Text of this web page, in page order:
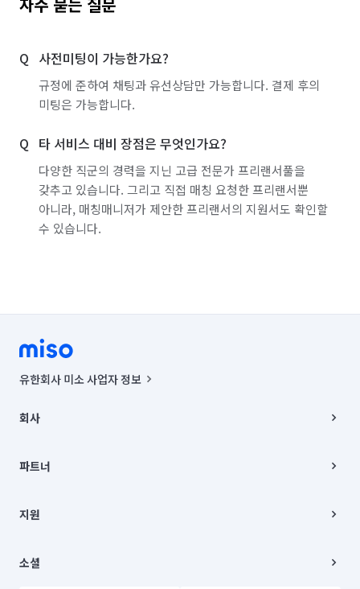
사전미팅이 가능한가요?
규정에 준하여 채팅과 유선상담만 가능합니다. 결제 후의
미팅은 가능합니다.
타 서비스 대비 장점은 무엇인가요?
다양한 직군의 경력을 지닌 고급 전문가 프리랜서풀을
갖추고 있습니다. 그리고 직접 매칭 요청한 프리랜서뿐
아니라, 매칭매니저가 제안한 프리랜서의 지원서도 확인할
수 있습니다.
유한회사 미소 사업자 정보
00019 |
주소 | 본사: 서울특별시 종로구 율곡로 6(중학동, 트윈트리빌딩) B동 5층
컨택센터 : 서울특별시 종로구 수송동 율곡로 24, 7층, 8층 미소
상품, 상품정보, 거래에 관한 의무와 책임은 거래당사자에게 있습니다.
언론 보도 관련 문의:
© 유한회사 미소. Miso, Inc. All Rights Reserved.
회사
채용
파트너
이사
지원
이용약관
소셜